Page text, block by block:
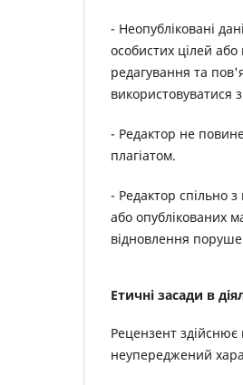
- Неопубліковані
особистих цілей
редагування та
використовуватися
- Редактор не
плагіатом.
- Редактор спільно
або опублікованих
відновлення
Етичні засади в
Рецензент здійснює
неупереджений